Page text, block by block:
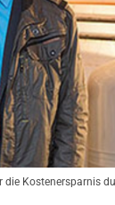
die Kostenersparnis